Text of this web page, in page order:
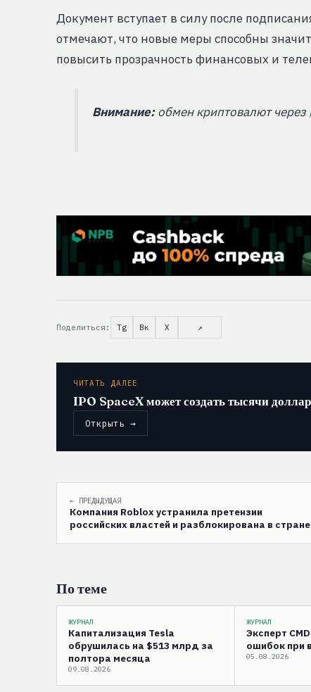
Документ вступает в силу после
отмечают, что новые меры способны
повысить прозрачность финансовых и
Внимание:обмен криптовалют через
Поделиться: Tg Вк X ↗
ЧИТАТЬ ДАЛЕЕ
IPO SpaceX может создать тысячи
Открыть →
← ПРЕДЫДУЩАЯ
Компания Roblox устранила претензии
российских властей и разблокирована в стране
По теме
ЖУРНАЛ
Капитализация Tesla
обрушилась на $513 млрд за
полтора месяца
09.08.2026
ЖУРНАЛ
Эксперт
ошибок при
05.08.2026